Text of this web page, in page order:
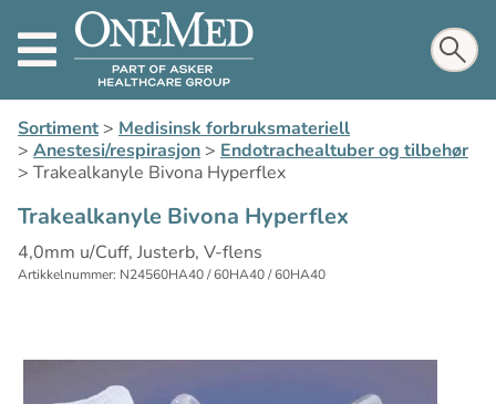
Sortiment> Medisinsk forbruksmateriell
> Anestesi/respirasjon> Endotrachealtuber og tilbehør
> Trakealkanyle Bivona Hyperflex
Trakealkanyle Bivona Hyperflex
4,0mm u/Cuff, Justerb, V-flens
Artikkelnummer: N24560HA40 / 60HA40 / 60HA40